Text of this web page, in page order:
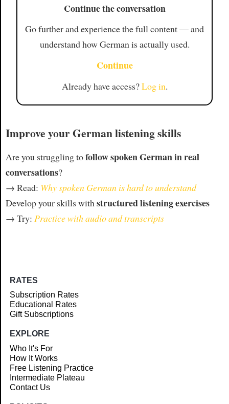
Continue the conversation
Go further and experience the full content — and
understand how German is actually used.
Continue
Already have access?Log in.
Improve your German listening skills
Are you struggling tofollow spoken German in real
conversations?
→ Read: Why spoken German is hard to understand
Develop your skills withstructured listening exercises
→ Try: Practice with audio and transcripts
RATES
Subscription Rates
Educational Rates
Gift Subscriptions
EXPLORE
Who It's For
How It Works
Free Listening Practice
Intermediate Plateau
Contact Us